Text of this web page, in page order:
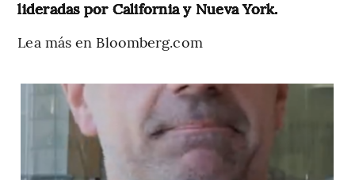
lideradas por California y Nueva York.
Lea más en Bloomberg.com